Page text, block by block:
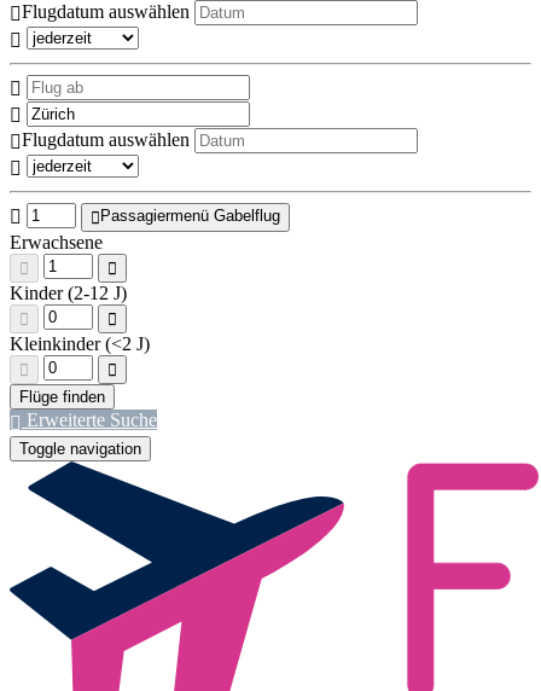
Flugdatum auswählen
Flugdatum auswählen
Passagiermenü Gabelflug
Erwachsene
Kinder (2-12 J)
Kleinkinder (<2 J)
Erweiterte Suche
Toggle navigation